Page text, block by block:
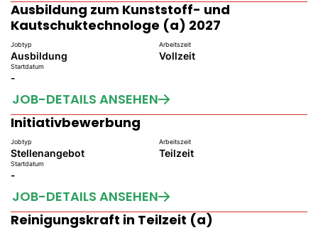
Ausbildung zum Kunststoff- und
Kautschuktechnologe (a) 2027
Jobtyp
Ausbildung
Arbeitszeit
Vollzeit
Startdatum
-
JOB-DETAILS ANSEHEN
Initiativbewerbung
Jobtyp
Stellenangebot
Arbeitszeit
Teilzeit
Startdatum
-
JOB-DETAILS ANSEHEN
Reinigungskraft in Teilzeit (a)